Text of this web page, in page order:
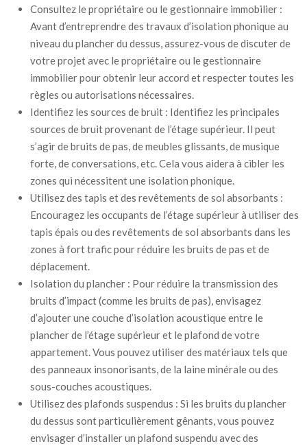
Consultez le propriétaire ou le gestionnaire immobilier :
Avant d’entreprendre des travaux d’isolation phonique au
niveau du plancher du dessus, assurez-vous de discuter de
votre projet avec le propriétaire ou le gestionnaire
immobilier pour obtenir leur accord et respecter toutes les
règles ou autorisations nécessaires.
Identifiez les sources de bruit : Identifiez les principales
sources de bruit provenant de l’étage supérieur. Il peut
s’agir de bruits de pas, de meubles glissants, de musique
forte, de conversations, etc. Cela vous aidera à cibler les
zones qui nécessitent une isolation phonique.
Utilisez des tapis et des revêtements de sol absorbants :
Encouragez les occupants de l’étage supérieur à utiliser des
tapis épais ou des revêtements de sol absorbants dans les
zones à fort trafic pour réduire les bruits de pas et de
déplacement.
Isolation du plancher : Pour réduire la transmission des
bruits d’impact (comme les bruits de pas), envisagez
d’ajouter une couche d’isolation acoustique entre le
plancher de l’étage supérieur et le plafond de votre
appartement. Vous pouvez utiliser des matériaux tels que
des panneaux insonorisants, de la laine minérale ou des
sous-couches acoustiques.
Utilisez des plafonds suspendus : Si les bruits du plancher
du dessus sont particulièrement gênants, vous pouvez
envisager d’installer un plafond suspendu avec des